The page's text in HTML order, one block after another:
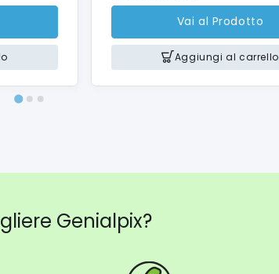
Vai al Prodotto
Aggiungi al carrello
Genialpix?